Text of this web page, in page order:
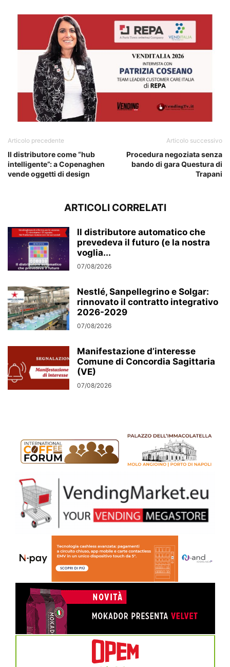
Articolo precedente
Il distributore come “hub
intelligente”: a Copenaghen
vende oggetti di design
Articolo successivo
Procedura negoziata senza
bando di gara Questura di
Trapani
ARTICOLI CORRELATI
Il distributore automatico che
prevedeva il futuro (e la nostra
voglia...
07/08/2026
Nestlé, Sanpellegrino e Solgar:
rinnovato il contratto integrativo
2026-2029
07/08/2026
Manifestazione d’interesse
Comune di Concordia Sagittaria
(VE)
07/08/2026